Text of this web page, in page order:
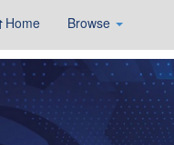
Home Browse